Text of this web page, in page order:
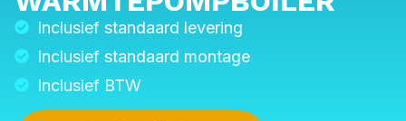
Inclusief standaard levering
Inclusief standaard montage
Inclusief BTW